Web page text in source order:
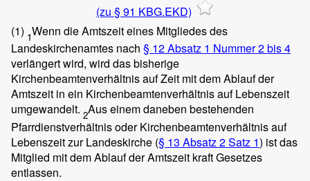
(zu § 91 KBG.EKD)
(1) 1Wenn die Amtszeit eines Mitgliedes des
Landeskirchenamtes nach § 12 Absatz 1 Nummer 2 bis 4
verlängert wird, wird das bisherige
Kirchenbeamtenverhältnis auf Zeit mit dem Ablauf der
Amtszeit in ein Kirchenbeamtenverhältnis auf Lebenszeit
umgewandelt. 2Aus einem daneben bestehenden
Pfarrdienstverhältnis oder Kirchenbeamtenverhältnis auf
Lebenszeit zur Landeskirche (§ 13 Absatz 2 Satz 1) ist das
Mitglied mit dem Ablauf der Amtszeit kraft Gesetzes
entlassen.